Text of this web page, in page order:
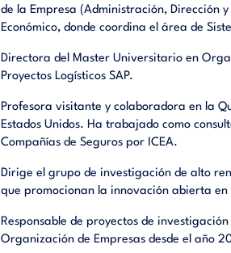
de la Empresa (Administración, Dirección
Económico, donde coordina el área de
Directora del Master Universitario en
Proyectos Logísticos SAP.
Profesora visitante y colaboradora en la
Estados Unidos. Ha trabajado como
Compañías de Seguros por ICEA.
Dirige el grupo de investigación de alto
que promocionan la innovación abierta en
Responsable de proyectos de
Organización de Empresas desde el año